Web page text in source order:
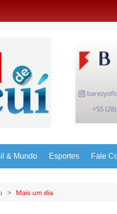
& Mundo Esportes Fale
Mais um dia